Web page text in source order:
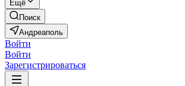
Ещё
Поиск
Андреаполь
Войти
Войти
Зарегистрироваться